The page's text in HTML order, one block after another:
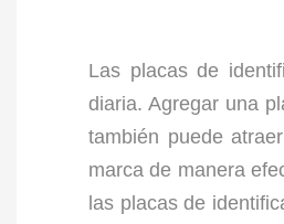
Las placas de
diaria. Agregar una
también puede
marca de manera
las placas de